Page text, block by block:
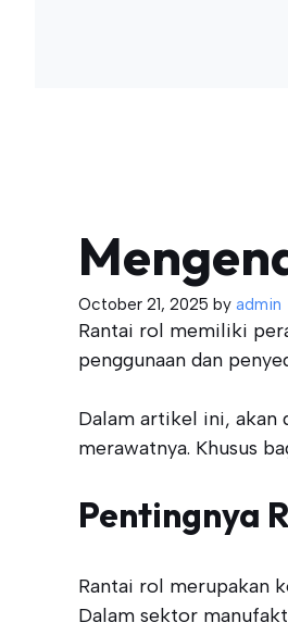
October 21, 2025 by admin
Rantai rol memiliki
penggunaan dan
Dalam artikel ini, akan
merawatnya. Khusus
Pentingnya
Rantai rol merupakan
Dalam sektor